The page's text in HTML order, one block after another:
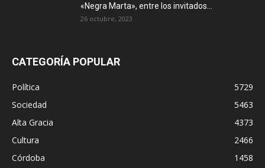
«Negra Marta», entre los invitados...
26 octubre, 2023
CATEGORÍA POPULAR
Política
5729
Sociedad
5463
Alta Gracia
4373
Cultura
2466
Córdoba
1458